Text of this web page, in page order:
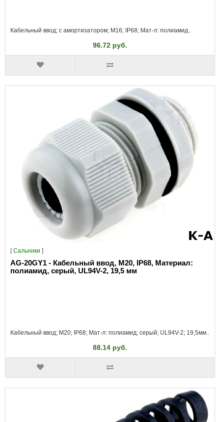
Кабельный ввод; с амортизатором; M16; IP68; Мат-л: полиамид..
96.72 руб.
[Сальники ]
AG-20GY1 - Кабельный ввод, M20, IP68, Материал:
полиамид, серый, UL94V-2, 19,5 мм
Кабельный ввод; M20; IP68; Мат-л: полиамид; серый; UL94V-2; 19,5мм..
88.14 руб.